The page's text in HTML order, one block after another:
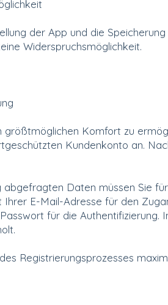
der App und die
Widerspruchsmöglichkeit.
Komfort zu
Kundenkonto an.
Daten müssen Sie
E-Mail-Adresse für den
für die Authentifizierung.
Registrierungsprozesses